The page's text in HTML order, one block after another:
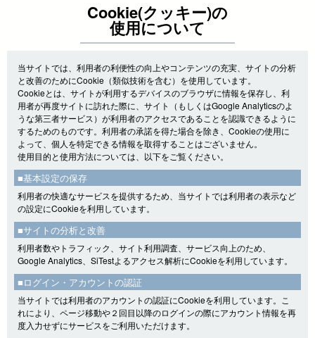
Cookie(クッキー)の
使用について
当サイトでは、利用者の利便性の向上やコンテンツの充実、サイトの分析
と改善のためにCookie（類似技術を含む）を使用しています。
Cookieとは、サイトが利用するデバイスのブラウザに情報を保存し、利
用者が再度サイトに訪れた際に、サイト（もしくはGoogle Analyticsのよ
うな第三者サービス）が利用者のアクセスであることを認識できるように
するためのものです。利用者の承諾を得た場合を除き、Cookieの使用に
よって、個人を特定できる情報を取得することはございません。
使用目的と使用方法については、以下をご覧ください。
■基本設定の保存
利用者の快適なサービスを提供するため、当サイトでは利用者の表示など
の設定にCookieを利用しています。
■サイトの分析と改善
利用者数やトラフィック、サイト利用調査、サービス向上のため、
Google Analytics、SiTestよるアクセス解析にCookieを利用しています。
■ログイン・アカウントの認証
当サイトでは利用者のアカウントの認証にCookieを利用しています。こ
れにより、ページ移動や２回目以降のログインの際にアカウント情報を再
度入力せずにサービスをご利用いただけます。